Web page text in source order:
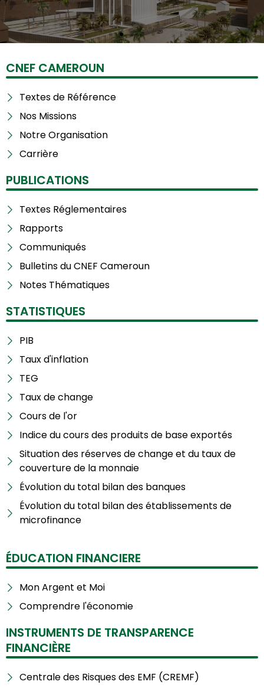
o
u
s
s
l
i
d
e
l
i
d
CNEF CAMEROUN
Textes de Référence
Nos Missions
Notre Organisation
Carrière
PUBLICATIONS
Textes Réglementaires
Rapports
Communiqués
Bulletins du CNEF Cameroun
Notes Thématiques
STATISTIQUES
PIB
Taux d'inflation
TEG
Taux de change
Cours de l'or
Indice du cours des produits de base exportés
Situation des réserves de change et du taux de
couverture de la monnaie
Évolution du total bilan des banques
Évolution du total bilan des établissements de
microfinance
ÉDUCATION FINANCIERE
Mon Argent et Moi
Comprendre l'économie
INSTRUMENTS DE TRANSPARENCE
FINANCIÈRE
Centrale des Risques des EMF (CREMF)